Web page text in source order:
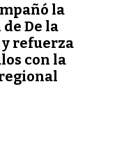
la
De la
refuerza
con la